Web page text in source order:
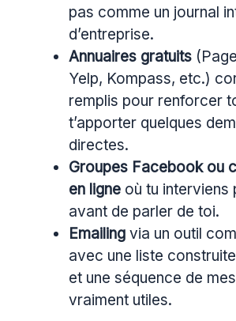
pas comme un journal
d’entreprise.
Annuaires gratuits
Yelp, Kompass, etc.)
remplis pour renforcer
t’apporter quelques
directes.
Groupes Facebook ou
en ligne où tu interviens
avant de parler de toi.
Emailing via un outil
avec une liste
et une séquence de
vraiment utiles.